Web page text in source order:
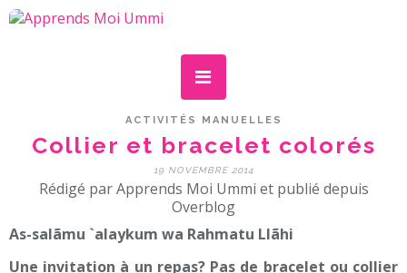
ACTIVITÉS MANUELLES
Collier et bracelet colorés
19 NOVEMBRE 2014
Rédigé par Apprends Moi Ummi et publié depuis
Overblog
As-salãmu `alaykum wa Rahmatu Llãhi
Une invitation à un repas? Pas de bracelet ou collier